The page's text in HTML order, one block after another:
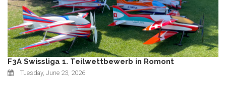
F3A Swissliga 1. Teilwettbewerb in Romont
Tuesday, June 23, 2026